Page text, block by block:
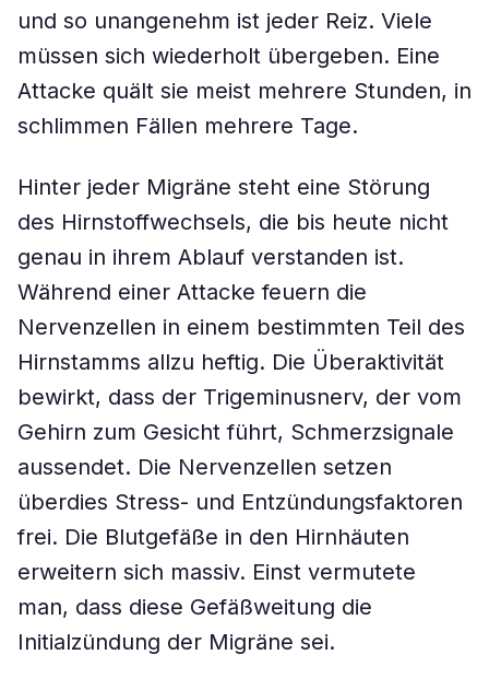
und so unangenehm ist jeder Reiz. Viele
müssen sich wiederholt übergeben. Eine
Attacke quält sie meist mehrere Stunden, in
schlimmen Fällen mehrere Tage.
Hinter jeder Migräne steht eine Störung
des Hirnstoffwechsels, die bis heute nicht
genau in ihrem Ablauf verstanden ist.
Während einer Attacke feuern die
Nervenzellen in einem bestimmten Teil des
Hirnstamms allzu heftig. Die Überaktivität
bewirkt, dass der Trigeminusnerv, der vom
Gehirn zum Gesicht führt, Schmerzsignale
aussendet. Die Nervenzellen setzen
überdies Stress- und Entzündungsfaktoren
frei. Die Blutgefäße in den Hirnhäuten
erweitern sich massiv. Einst vermutete
man, dass diese Gefäßweitung die
Initialzündung der Migräne sei.